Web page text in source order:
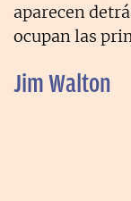
aparecen
ocupan las
Jim Walton